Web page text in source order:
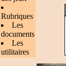
Rubriques
Les
documents
Les
utilitaires